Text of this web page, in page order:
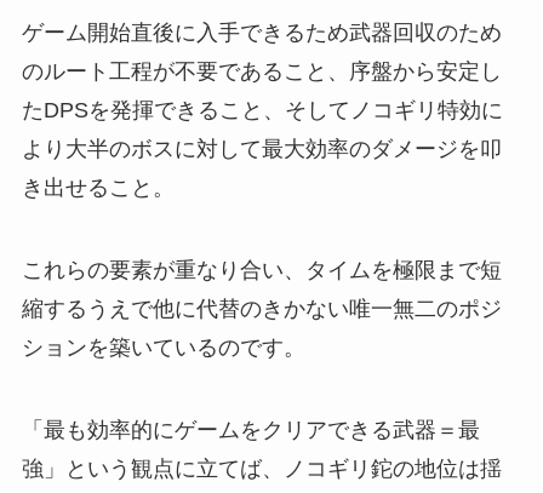
ゲーム開始直後に入手できるため武器回収のため
のルート工程が不要であること、序盤から安定し
たDPSを発揮できること、そしてノコギリ特効に
より大半のボスに対して最大効率のダメージを叩
き出せること。
これらの要素が重なり合い、タイムを極限まで短
縮するうえで他に代替のきかない唯一無二のポジ
ションを築いているのです。
「最も効率的にゲームをクリアできる武器＝最
強」という観点に立てば、ノコギリ鉈の地位は揺